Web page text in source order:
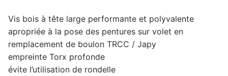
Vis bois à tête large performante et polyvalente
apropriée à la pose des pentures sur volet en
remplacement de boulon TRCC / Japy
empreinte Torx profonde
évite l’utilisation de rondelle